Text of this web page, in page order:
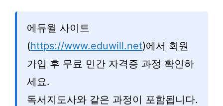
에듀윌 사이트
(https://www.eduwill.net)에서 회원
가입 후 무료 민간 자격증 과정 확인하
세요.
독서지도사와 같은 과정이 포함됩니다.